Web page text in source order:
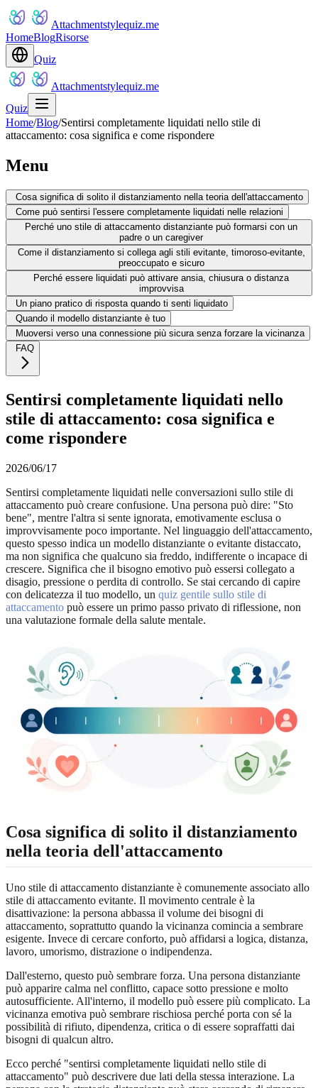
Attachmentstylequiz.me
HomeBlogRisorse
Quiz
Attachmentstylequiz.me
Quiz
Home/Blog/Sentirsi completamente liquidati nello stile di
attaccamento: cosa significa e come rispondere
Menu
Cosa significa di solito il distanziamento nella teoria dell'attaccamento
Come può sentirsi l'essere completamente liquidati nelle relazioni
Perché uno stile di attaccamento distanziante può formarsi con un
padre o un caregiver
Come il distanziamento si collega agli stili evitante, timoroso-evitante,
preoccupato e sicuro
Perché essere liquidati può attivare ansia, chiusura o distanza
improvvisa
Un piano pratico di risposta quando ti senti liquidato
Quando il modello distanziante è tuo
Muoversi verso una connessione più sicura senza forzare la vicinanza
FAQ
Sentirsi completamente liquidati nello
stile di attaccamento: cosa significa e
come rispondere
2026/06/17
Sentirsi completamente liquidati nelle conversazioni sullo stile di
attaccamento può creare confusione. Una persona può dire: "Sto
bene", mentre l'altra si sente ignorata, emotivamente esclusa o
improvvisamente poco importante. Nel linguaggio dell'attaccamento,
questo spesso indica un modello distanziante o evitante distaccato,
ma non significa che qualcuno sia freddo, indifferente o incapace di
crescere. Significa che il bisogno emotivo può essersi collegato a
disagio, pressione o perdita di controllo. Se stai cercando di capire
con delicatezza il tuo modello, un quiz gentile sullo stile di
attaccamento può essere un primo passo privato di riflessione, non
una valutazione formale della salute mentale.
Cosa significa di solito il distanziamento
nella teoria dell'attaccamento
Uno stile di attaccamento distanziante è comunemente associato allo
stile di attaccamento evitante. Il movimento centrale è la
disattivazione: la persona abbassa il volume dei bisogni di
attaccamento, soprattutto quando la vicinanza comincia a sembrare
esigente. Invece di cercare conforto, può affidarsi a logica, distanza,
lavoro, umorismo, distrazione o indipendenza.
Dall'esterno, questo può sembrare forza. Una persona distanziante
può apparire calma nel conflitto, capace sotto pressione e molto
autosufficiente. All'interno, il modello può essere più complicato. La
vicinanza emotiva può sembrare rischiosa perché porta con sé la
possibilità di rifiuto, dipendenza, critica o di essere sopraffatti dai
bisogni di qualcun altro.
Ecco perché "sentirsi completamente liquidati nello stile di
attaccamento" può descrivere due lati della stessa interazione. La